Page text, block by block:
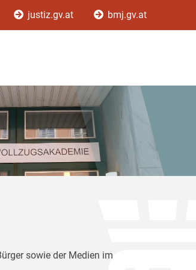
justiz.gv.at bmj.gv.at
sowie der Medien im